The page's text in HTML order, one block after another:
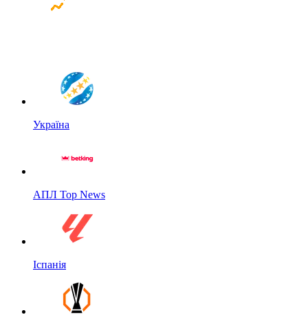
Україна
АПЛ Top News
Іспанія